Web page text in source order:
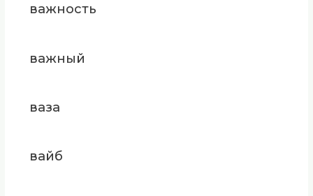
важность
важный
ваза
вайб